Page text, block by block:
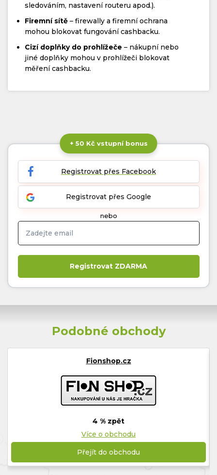
sledováním, nastavení routeru apod.).
Firemní sítě – firewally a firemní ochrana
mohou blokovat fungování cashbacku.
Cizí doplňky do prohlížeče – nákupní nebo
jiné doplňky mohou v prohlížeči blokovat
měření cashbacku.
+ 50 Kč vstupní bonus
Registrovat přes Facebook
Registrovat přes Google
nebo
Podobné obchody
Fionshop.cz
4 % zpět
Více o obchodu
Přejít do obchodu